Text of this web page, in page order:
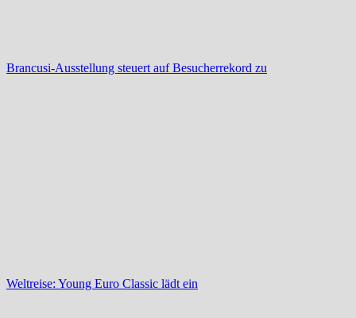
Brancusi-Ausstellung steuert auf Besucherrekord zu
Weltreise: Young Euro Classic lädt ein